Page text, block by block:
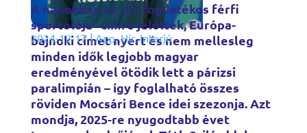
2024-12-17|App,Hír,Interjú
A napokban az „Év fogyatékos férfi
sportolója” címre jelölték, Európa-
bajnoki címet nyert és nem mellesleg
minden idők legjobb magyar
eredményével ötödik lett a párizsi
paralimpián – így foglalható összes
röviden Mocsári Bence idei szezonja. Azt
mondja, 2025-re nyugodtabb évet